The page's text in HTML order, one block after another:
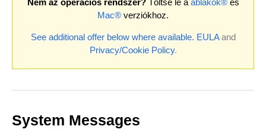
Mac® verziókhoz.
See additional offer below where available. EULAand
Privacy/Cookie Policy.
System Messages